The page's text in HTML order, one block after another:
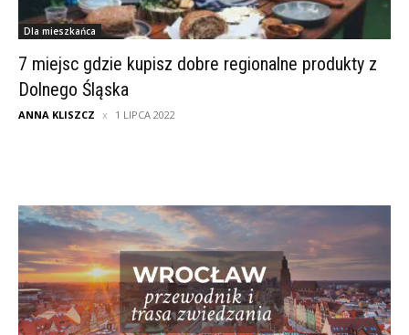
Dla mieszkańca
7 miejsc gdzie kupisz dobre regionalne produkty z
Dolnego Śląska
ANNA KLISZCZ 1 LIPCA 2022